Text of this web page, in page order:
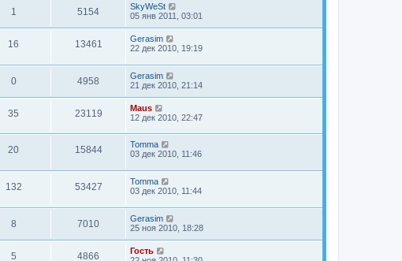
1 5154
SkyWeSt
05 янв 2011, 03:01
16 13461
Gerasim
22 дек 2010, 19:19
0 4958
Gerasim
21 дек 2010, 21:14
35 23119
Maus
12 дек 2010, 22:47
20 15844
Tomma
03 дек 2010, 11:46
132 53427
Tomma
03 дек 2010, 11:44
8 7010
Gerasim
25 ноя 2010, 18:28
5 4866
Гость